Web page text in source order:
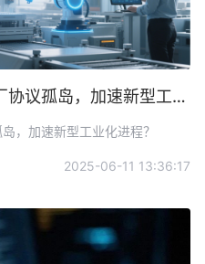
开源鸿蒙如何破解智慧工厂协议孤岛，加速新型工业化进程？
，加速新型工业化进程？
2025-06-11 13:36:17